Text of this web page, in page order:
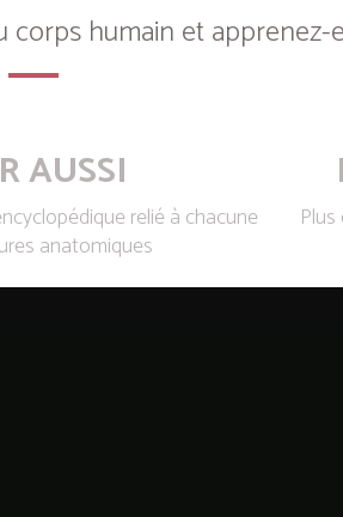
humain et
AUSSI
relié à chacune
anatomiques